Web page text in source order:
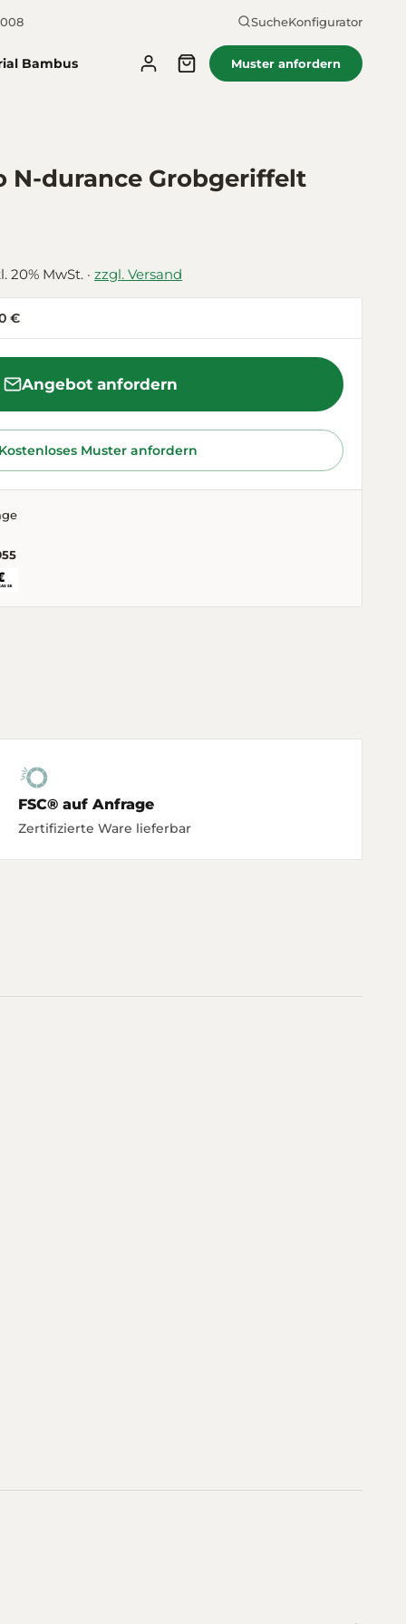
SucheKonfigurator
Bambus Muster anfordern
N-durance Grobgeriffelt
20% MwSt. · zzgl. Versand
€
Angebot anfordern
Kostenloses Muster anfordern
FSC® auf Anfrage
Zertifizierte Ware lieferbar